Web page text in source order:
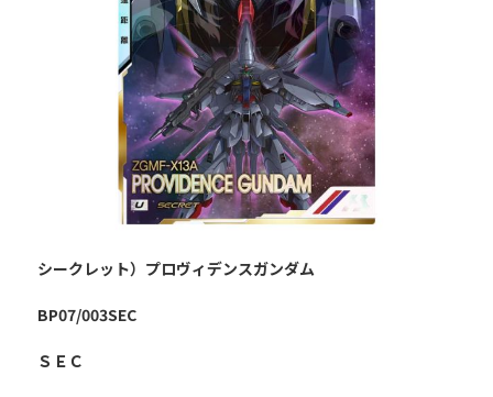
シークレット）プロヴィデンスガンダム
BP07/003SEC
ＳＥＣ